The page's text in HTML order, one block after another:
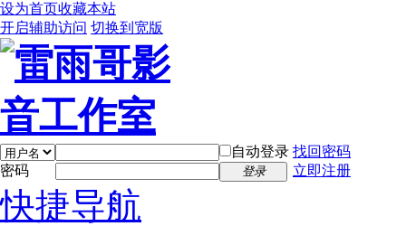
设为首页收藏本站
开启辅助访问 切换到宽版
自动登录 找回密码
密码
登录 立即注册
快捷导航